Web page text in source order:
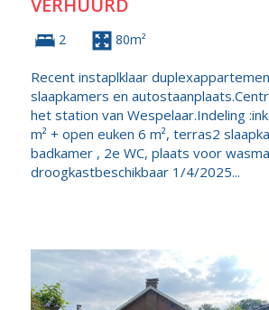
VERHUURD
2 80m²
Recent instaplklaar
slaapkamers en
het station van Wespelaar.Indeling
m² + open euken 6 m², terras2
badkamer , 2e WC, plaats voor
droogkastbeschikbaar 1/4/2025...